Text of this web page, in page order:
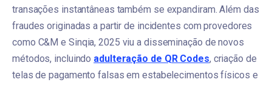
transações instantâneas também se expandiram. Além das
fraudes originadas a partir de incidentes com provedores
como C&M e Sinqia, 2025 viu a disseminação de novos
métodos, incluindo adulteração de QR Codes, criação de
telas de pagamento falsas em estabelecimentos físicos e